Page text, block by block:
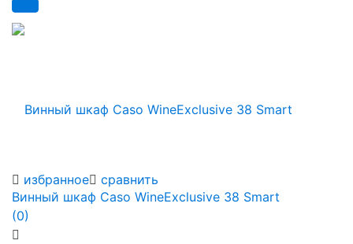
избранное сравнить
Винный шкаф Caso WineExclusive 38 Smart
(0)